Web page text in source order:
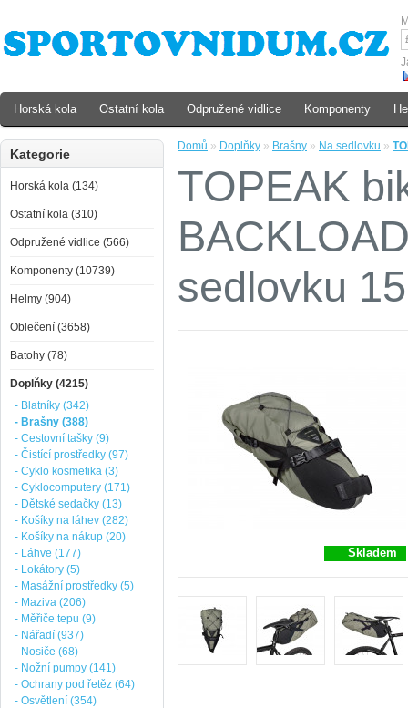
Domů » Doplňky » Brašny » Na sedlovku »
TOPEAK
sedlovku
Skladem
Kategorie
Horská kola (134)
Ostatní kola (310)
Odpružené vidlice (566)
Komponenty (10739)
Helmy (904)
Oblečení (3658)
Batohy (78)
Doplňky (4215)
- Blatníky (342)
- Brašny (388)
- Cestovní tašky (9)
- Čistící prostředky (97)
- Cyklo kosmetika (3)
- Cyklocomputery (171)
- Dětské sedačky (13)
- Košíky na láhev (282)
- Košíky na nákup (20)
- Láhve (177)
- Lokátory (5)
- Masážní prostředky (5)
- Maziva (206)
- Měřiče tepu (9)
- Nářadí (937)
- Nosiče (68)
- Nožní pumpy (141)
- Ochrany pod řetěz (64)
- Osvětlení (354)
Horská kola Ostatní kola Odpružené vidlice Komponenty